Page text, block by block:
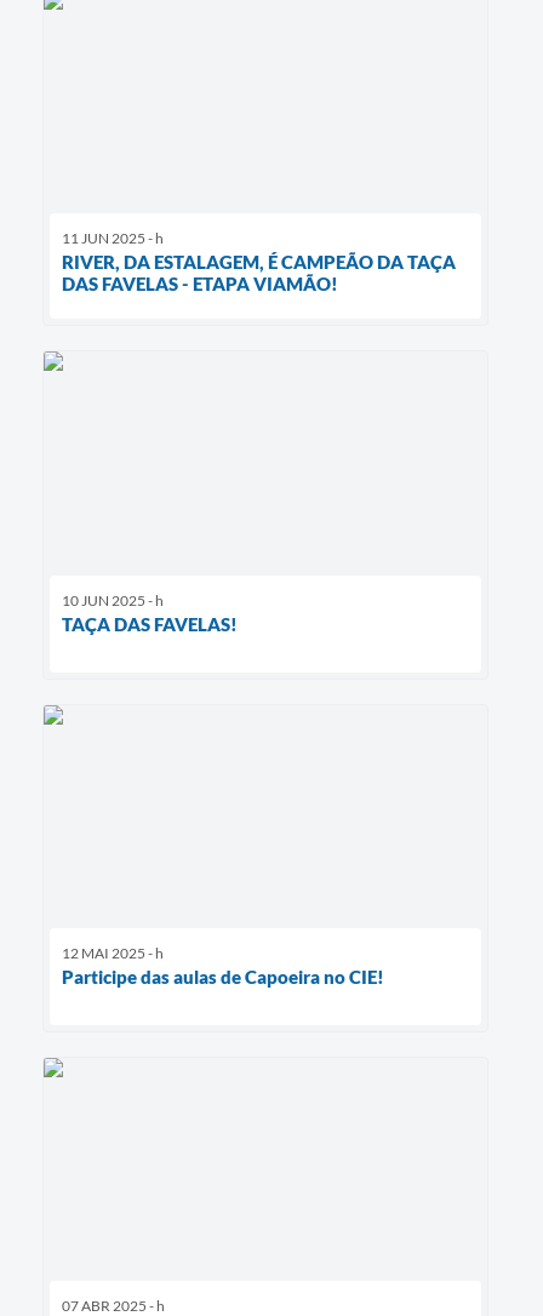
11 JUN 2025 - h
RIVER, DA ESTALAGEM, É CAMPEÃO DA TAÇA
DAS FAVELAS - ETAPA VIAMÃO!
10 JUN 2025 - h
TAÇA DAS FAVELAS!
12 MAI 2025 - h
Participe das aulas de Capoeira no CIE!
07 ABR 2025 - h